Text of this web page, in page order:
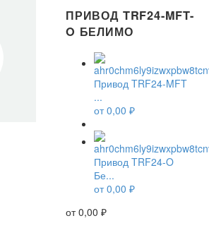
ПРИВОД TRF24-MFT-
O БЕЛИМО
Привод TRF24-MFT
...
от0,00 ₽
Привод TRF24-O
Бе...
от0,00 ₽
от0,00 ₽